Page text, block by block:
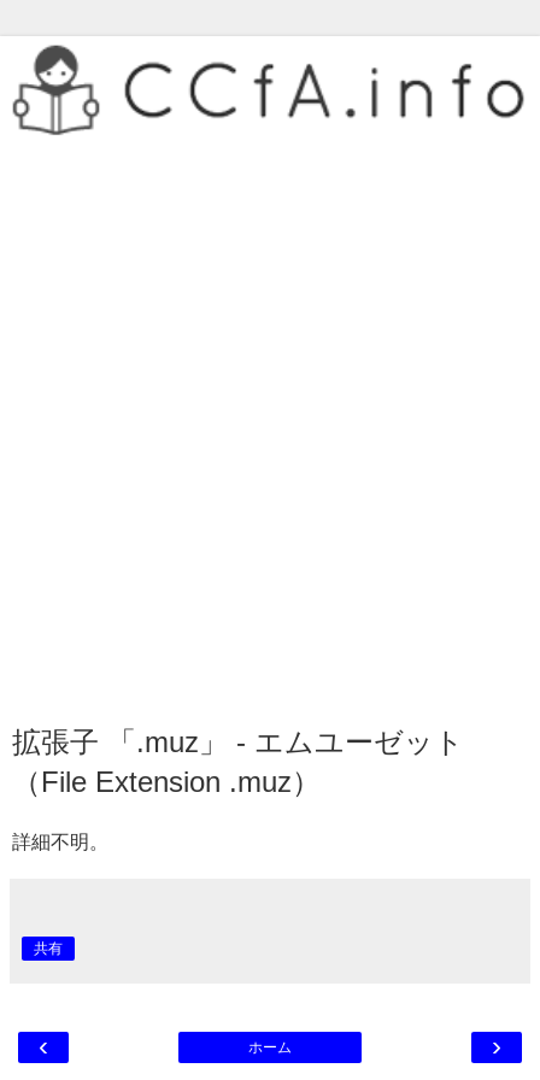
拡張子 「.muz」 - エムユーゼット
（File Extension .muz）
詳細不明。
共有
‹ ›
ホーム